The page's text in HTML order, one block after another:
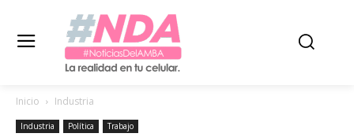
Inicio Industria
Industria Política Trabajo